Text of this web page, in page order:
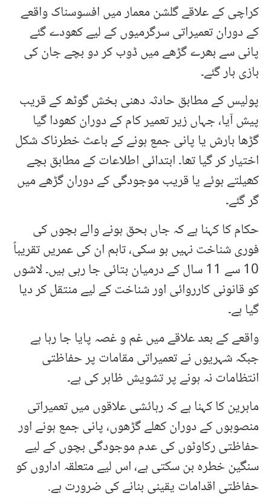
کراچی کے علاقے گلشن معمار میں افسوسناک واقعے
کے دوران تعمیراتی سرگرمیوں کے لیے کھودے گئے
پانی سے بھرے گڑھے میں ڈوب کر دو بچے جان کی
بازی ہار گئے۔
پولیس کے مطابق حادثہ دھنی بخش گوٹھ کے قریب
پیش آیا، جہاں زیر تعمیر کام کے دوران کھودا گیا
گڑھا بارش یا پانی جمع ہونے کے باعث خطرناک شکل
اختیار کر گیا تھا۔ ابتدائی اطلاعات کے مطابق بچے
کھیلتے ہوئے یا قریب موجودگی کے دوران گڑھے میں
گر گئے۔
حکام کا کہنا ہے کہ جاں بحق ہونے والے بچوں کی
فوری شناخت نہیں ہو سکی، تاہم ان کی عمریں تقریباً
10 سے 11 سال کے درمیان بتائی جا رہی ہیں۔ لاشوں
کو قانونی کارروائی اور شناخت کے لیے منتقل کر دیا
گیا ہے۔
واقعے کے بعد علاقے میں غم و غصہ پایا جا رہا ہے
جبکہ شہریوں نے تعمیراتی مقامات پر حفاظتی
انتظامات نہ ہونے پر تشویش ظاہر کی ہے۔
ماہرین کا کہنا ہے کہ رہائشی علاقوں میں تعمیراتی
منصوبوں کے دوران کھلے گڑھوں، پانی جمع ہونے اور
حفاظتی رکاوٹوں کی عدم موجودگی بچوں کے لیے
سنگین خطرہ بن سکتی ہے، اس لیے متعلقہ اداروں کو
حفاظتی اقدامات یقینی بنانے کی ضرورت ہے.